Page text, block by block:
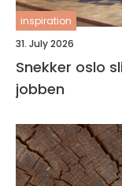
inspiration
31. July 2026
Snekker oslo slik finner du riktig fagperson til
jobben